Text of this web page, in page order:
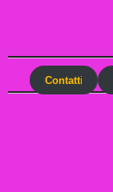
Contatti